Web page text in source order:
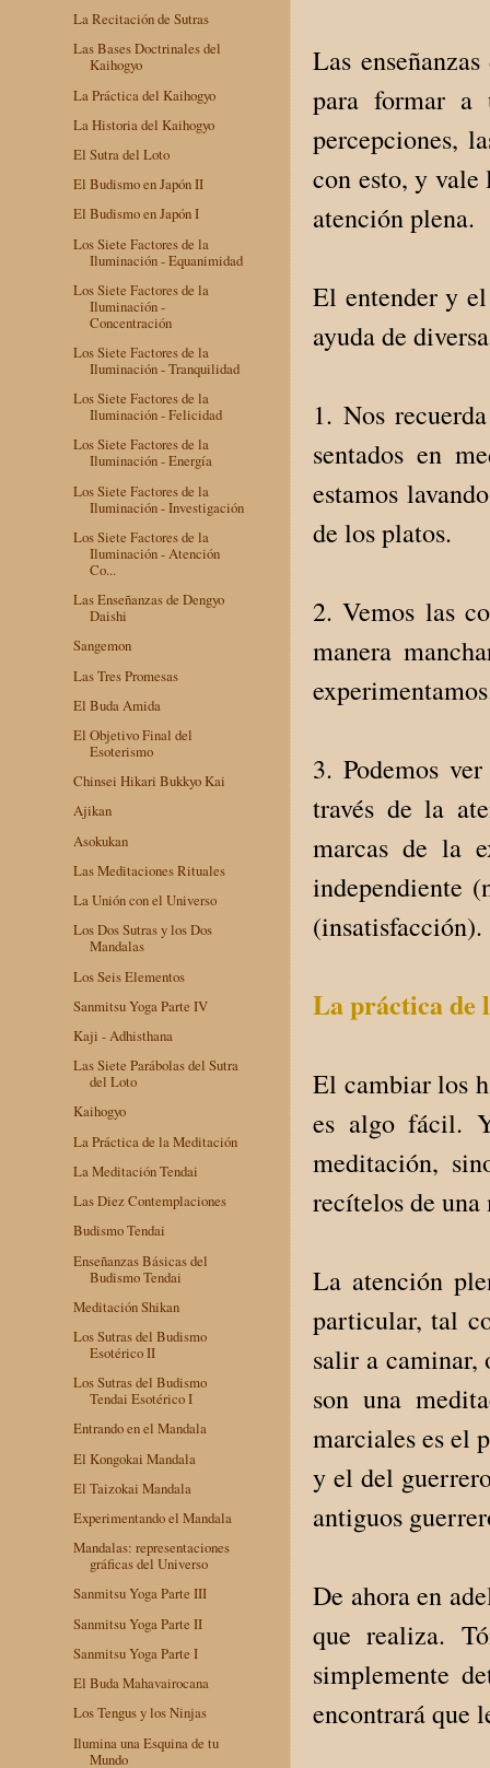
Las
para formar a
percepciones,
con esto, y vale
atención plena.
El entender y
ayuda de
1. Nos
sentados en
estamos
de los platos.
2. Vemos las
manera
3. Podemos
través de la
marcas de la
independiente
(insatisfacción).
La práctica de
El cambiar los
es algo fácil.
meditación,
recítelos de
La atención
particular, tal
salir a caminar,
son una
marciales es el
y el del
antiguos
De ahora en
que realiza.
simplemente
encontrará que
La Recitación de Sutras
Las Bases Doctrinales del
Kaihogyo
La Práctica del Kaihogyo
La Historia del Kaihogyo
El Sutra del Loto
El Budismo en Japón II
El Budismo en Japón I
Los Siete Factores de la
Iluminación - Equanimidad
Los Siete Factores de la
Iluminación -
Concentración
Los Siete Factores de la
Iluminación - Tranquilidad
Los Siete Factores de la
Iluminación - Felicidad
Los Siete Factores de la
Iluminación - Energía
Los Siete Factores de la
Iluminación - Investigación
Los Siete Factores de la
Iluminación - Atención
Co...
Las Enseñanzas de Dengyo
Daishi
Sangemon
Las Tres Promesas
El Buda Amida
El Objetivo Final del
Esoterismo
Chinsei Hikari Bukkyo Kai
Ajikan
Asokukan
Las Meditaciones Rituales
La Unión con el Universo
Los Dos Sutras y los Dos
Mandalas
Los Seis Elementos
Sanmitsu Yoga Parte IV
Kaji - Adhisthana
Las Siete Parábolas del Sutra
del Loto
Kaihogyo
La Práctica de la Meditación
La Meditación Tendai
Las Diez Contemplaciones
Budismo Tendai
Enseñanzas Básicas del
Budismo Tendai
Meditación Shikan
Los Sutras del Budismo
Esotérico II
Los Sutras del Budismo
Tendai Esotérico I
Entrando en el Mandala
El Kongokai Mandala
El Taizokai Mandala
Experimentando el Mandala
Mandalas: representaciones
gráficas del Universo
Sanmitsu Yoga Parte III
Sanmitsu Yoga Parte II
Sanmitsu Yoga Parte I
El Buda Mahavairocana
Los Tengus y los Ninjas
Ilumina una Esquina de tu
Mundo